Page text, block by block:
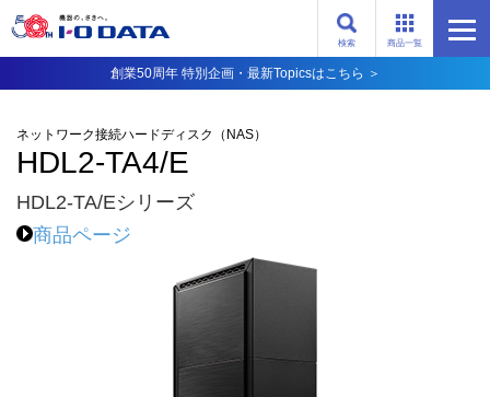
商品一覧
検索
創業50周年 特別企画・最新Topicsはこちら ＞
ネットワーク接続ハードディスク（NAS）
HDL2-TA4/E
HDL2-TA/Eシリーズ
商品ページ